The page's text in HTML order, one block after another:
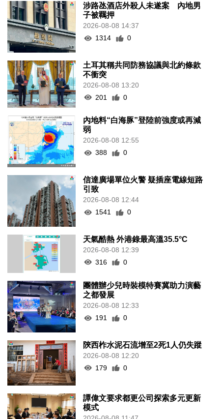
涉路氹酒店外殺人未遂案 內地男
子被羈押
2026-08-08 14:37
1314
0
土耳其稱共同防務協議與北約條款
不衝突
2026-08-08 13:20
201
0
內地料“白海豚”登陸前強度或再減
弱
2026-08-08 12:55
388
0
信達廣場單位火警 疑插座電線短路
引致
2026-08-08 12:44
1541
0
天氣酷熱 外港錄最高溫35.5°C
2026-08-08 12:39
316
0
團體辦少兒時裝模特賽冀助力演藝
之都發展
2026-08-08 12:33
191
0
陝西柞水泥石流增至2死1人仍失蹤
2026-08-08 12:20
179
0
譚偉文要求都更公司探索多元更新
模式